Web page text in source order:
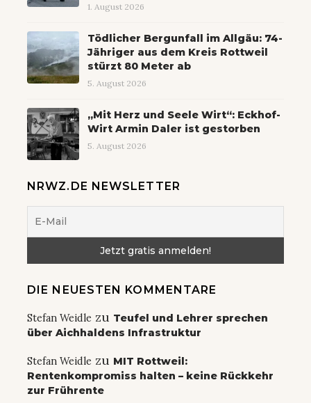
1. August 2026
Tödlicher Bergunfall im Allgäu: 74-
Jähriger aus dem Kreis Rottweil
stürzt 80 Meter ab
5. August 2026
„Mit Herz und Seele Wirt“: Eckhof-
Wirt Armin Daler ist gestorben
5. August 2026
NRWZ.DE NEWSLETTER
DIE NEUESTEN KOMMENTARE
Stefan Weidle zu Teufel und Lehrer sprechen
über Aichhaldens Infrastruktur
Stefan Weidle zu MIT Rottweil:
Rentenkompromiss halten – keine Rückkehr
zur Frührente